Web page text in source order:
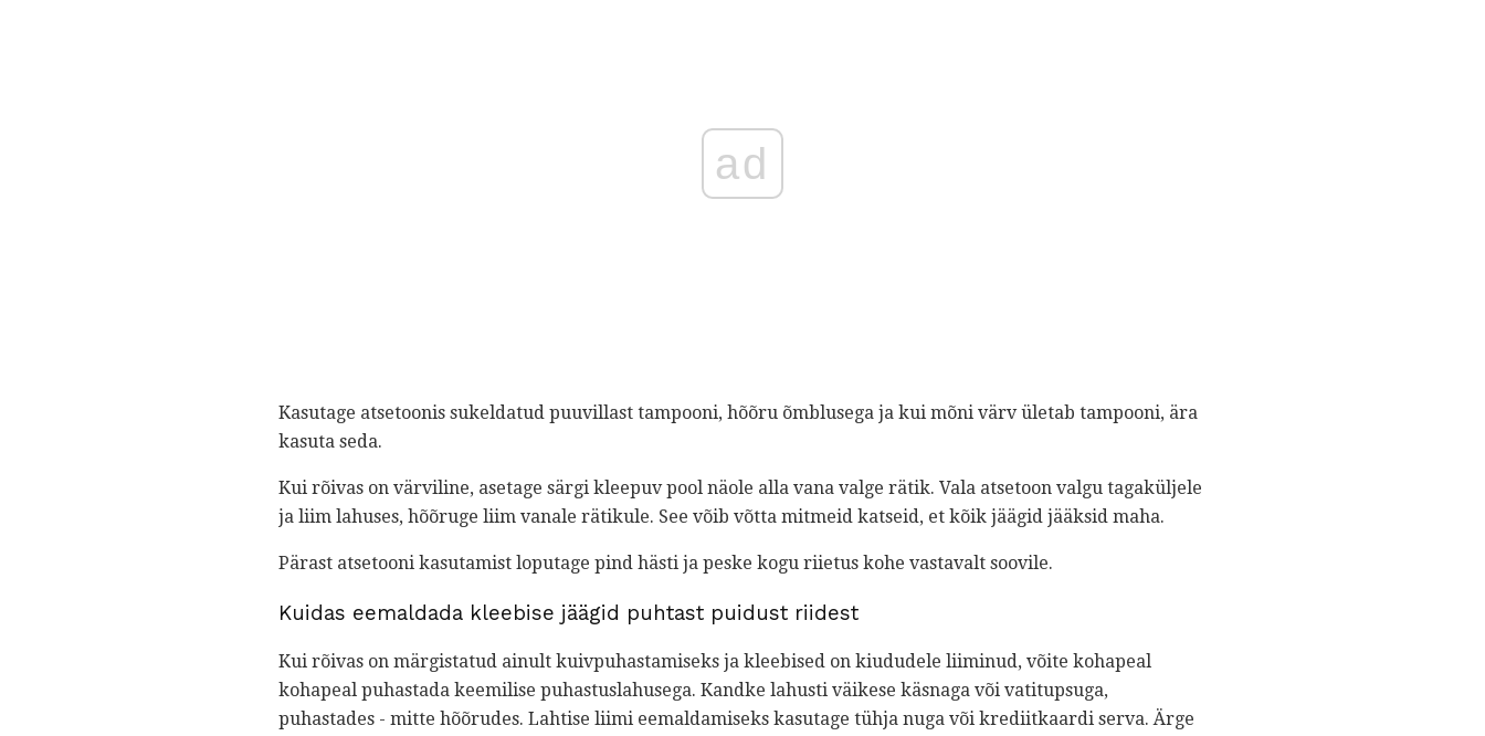
ad
Kasutage atsetoonis sukeldatud puuvillast tampooni, hõõru õmblusega ja kui mõni värv ületab tampooni, ära
kasuta seda.
Kui rõivas on värviline, asetage särgi kleepuv pool näole alla vana valge rätik. Vala atsetoon valgu tagaküljele
ja liim lahuses, hõõruge liim vanale rätikule. See võib võtta mitmeid katseid, et kõik jäägid jääksid maha.
Pärast atsetooni kasutamist loputage pind hästi ja peske kogu riietus kohe vastavalt soovile.
Kuidas eemaldada kleebise jäägid puhtast puidust riidest
Kui rõivas on märgistatud ainult kuivpuhastamiseks ja kleebised on kiududele liiminud, võite kohapeal
kohapeal puhastada keemilise puhastuslahusega. Kandke lahusti väikese käsnaga või vatitupsuga,
puhastades - mitte hõõrudes. Lahtise liimi eemaldamiseks kasutage tühja nuga või krediitkaardi serva. Ärge